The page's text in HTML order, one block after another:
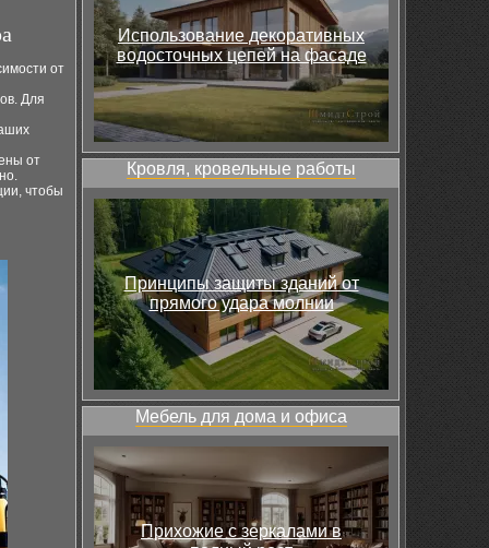
от
Для
от
чтобы
Использование декоративных
водосточных цепей на фасаде
Кровля, кровельные работы
Принципы защиты зданий от
прямого удара молнии
Мебель для дома и офиса
Прихожие с зеркалами в